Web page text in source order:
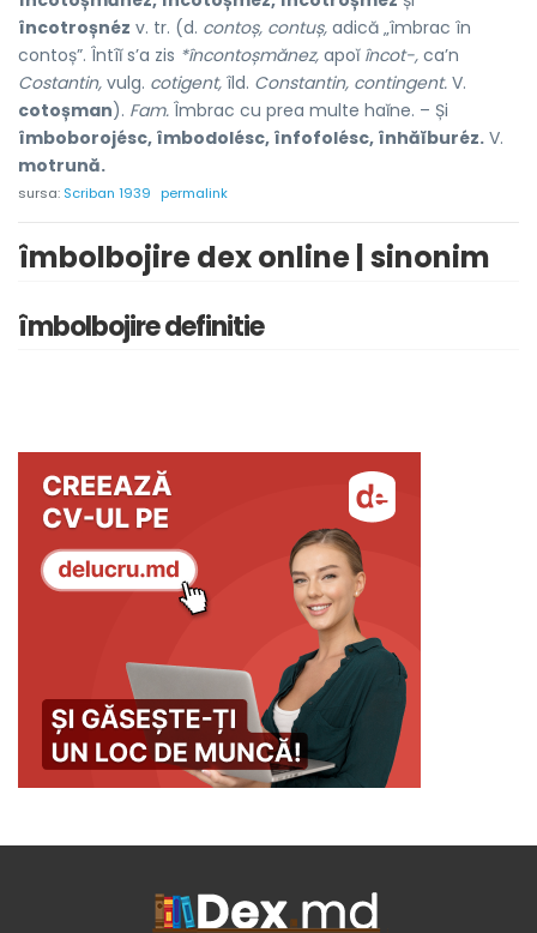
încotroșnéz v. tr. (d. contoș, contuș, adică „îmbrac în
contoș”. Întîĭ s’a zis *încontoșmănez, apoĭ încot-, ca’n
Costantin, vulg. cotigent, îld. Constantin, contingent. V.
cotoșman). Fam. Îmbrac cu prea multe haĭne. – Și
îmboborojésc, îmbodolésc, înfofolésc, înhăĭburéz. V.
motrună.
sursa: Scriban 1939 permalink
îmbolbojire dex online | sinonim
îmbolbojire definitie